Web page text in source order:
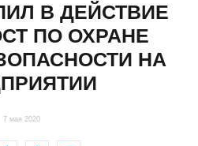
УЧЕБНЫЙ ЦЕНТР
ЭКОЛОГИЯ
В ДЕЙСТВИЕ
ПО ОХРАНЕ
НА
7 мая 2020